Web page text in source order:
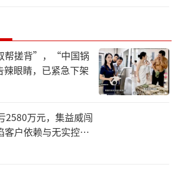
上市的丽江股份以及北交所上
并购在扩大“华邦系”版图的
一定的资金压力。以华邦健康
日，实际控制人张松山及一致
公司股份2.70亿股，占其持股
帮搓背”，“中国锅
眼睛，已紧急下架
2580万元，集益威闯
客户依赖与无实控人